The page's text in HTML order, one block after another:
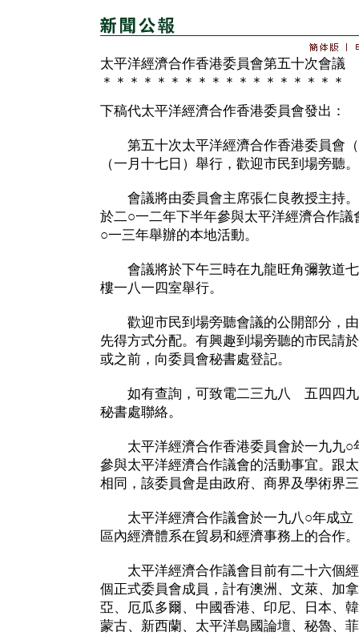
太平洋經濟合作香港委員會第五十次會議
＊＊＊＊＊＊＊＊＊＊＊＊＊＊＊＊＊＊
下稿代太平洋經濟合作香港委員會發出：
第五十次太平洋經濟合作香港委員會（
（一月十七日）舉行，歡迎市民到場旁聽。
會議將由委員會主席張仁良教授主持。
於二○一二年下半年參與太平洋經濟合作
○一三年舉辦的本地活動。
會議將於下午三時在九龍旺角彌敦道七
樓一八一四室舉行。
歡迎市民到場旁聽會議的公開部分，由
先得方式分配。有興趣到場旁聽的市民請
或之前，向委員會秘書處登記。
如有查詢，可致電二三九八 五四四
秘書處聯絡。
太平洋經濟合作香港委員會於一九九○
參與太平洋經濟合作議會的活動事宜。跟
相同，該委員會是由政府、商界及學術界
太平洋經濟合作議會於一九八○年成立
區內經濟體系在貿易和經濟事務上的合作。
太平洋經濟合作議會目前有二十六個經
個正式委員會成員，計有澳洲、文萊、加
亞、厄瓜多爾、中國香港、印尼、日本、
蒙古、新西蘭、太平洋島國論壇、秘魯、